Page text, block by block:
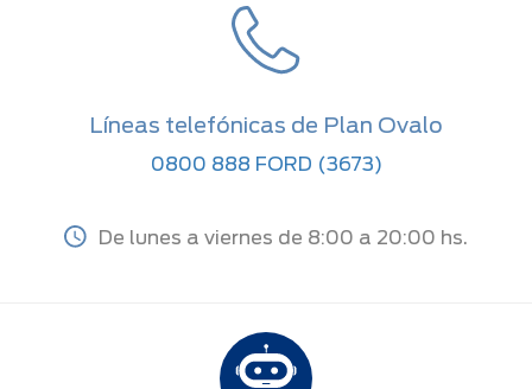
Líneas telefónicas de Plan Ovalo
0800 888 FORD (3673)
De lunes a viernes de 8:00 a 20:00 hs.